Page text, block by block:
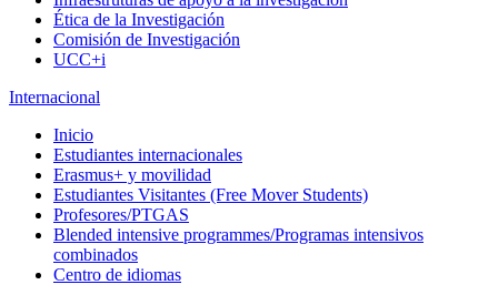
Ética de la Investigación
Comisión de Investigación
UCC+i
Internacional
Inicio
Estudiantes internacionales
Erasmus+ y movilidad
Estudiantes Visitantes (Free Mover Students)
Profesores/PTGAS
Blended intensive programmes/Programas intensivos
combinados
Centro de idiomas